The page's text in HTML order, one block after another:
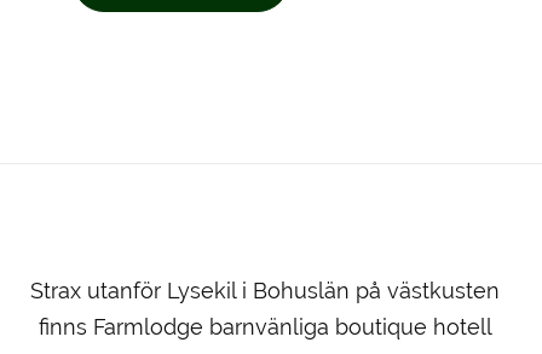
Strax utanför Lysekil i Bohuslän på västkusten
finns Farmlodge barnvänliga boutique hotell